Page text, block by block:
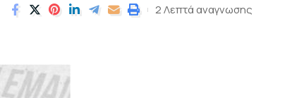
2 Λεπτά αναγνωσης